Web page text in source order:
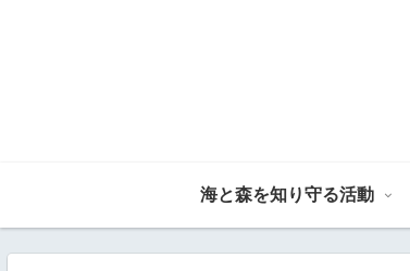
海と森を知り守る活動